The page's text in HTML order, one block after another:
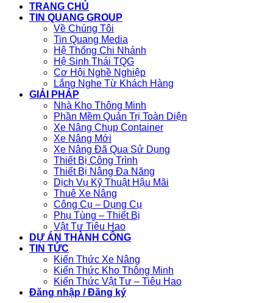
TRANG CHỦ
TIN QUANG GROUP
Về Chúng Tôi
Tin Quang Media
Hệ Thống Chi Nhánh
Hệ Sinh Thái TQG
Cơ Hội Nghề Nghiệp
Lắng Nghe Từ Khách Hàng
GIẢI PHÁP
Nhà Kho Thông Minh
Phần Mềm Quản Trị Toàn Diện
Xe Nâng Chụp Container
Xe Nâng Mới
Xe Nâng Đã Qua Sử Dụng
Thiết Bị Công Trình
Thiết Bị Nâng Đa Năng
Dịch Vụ Kỹ Thuật Hậu Mãi
Thuê Xe Nâng
Công Cụ – Dụng Cụ
Phụ Tùng – Thiết Bị
Vật Tư Tiêu Hao
DỰ ÁN THÀNH CÔNG
TIN TỨC
Kiến Thức Xe Nâng
Kiến Thức Kho Thông Minh
Kiến Thức Vật Tư – Tiêu Hao
Đăng nhập / Đăng ký